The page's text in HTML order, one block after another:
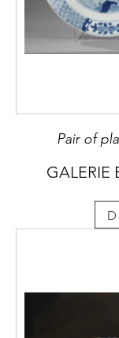
Pair of
GALERIE